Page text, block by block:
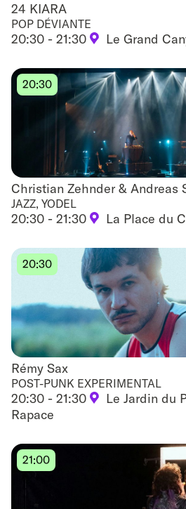
24 KIARA
24 KIARA
POP DÉVIANTE
20:30 - 21:30 Le Grand
Christian Zehnder & Andreas
Christian Zehnder & Andreas
JAZZ, YODEL
20:30 - 21:30 La Place du
20:30
Rémy Sax
Rémy Sax
POST-PUNK EXPERIMENTAL
20:30 - 21:30
Le Jardin du
Rapace
20:30
21:00